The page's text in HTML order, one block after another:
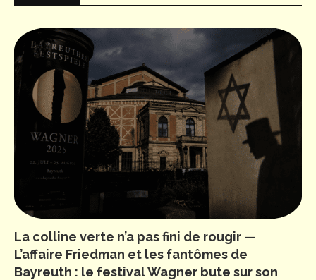
La colline verte n’a pas fini de rougir —
L’affaire Friedman et les fantômes de
Bayreuth : le festival Wagner bute sur son